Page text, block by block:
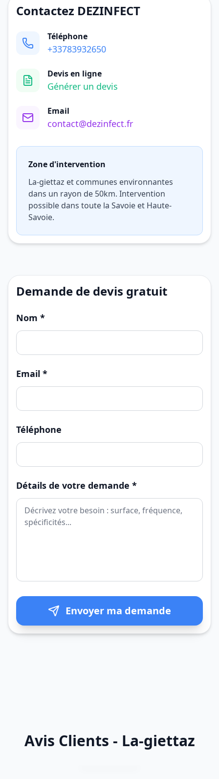
Contactez DEZINFECT
Téléphone
+33783932650
Devis en ligne
Générer un devis
Email
contact@dezinfect.fr
Zone d'intervention
La-giettaz et communes environnantes
dans un rayon de 50km. Intervention
possible dans toute la Savoie et Haute-
Savoie.
Demande de devis gratuit
Nom *
Email *
Téléphone
Détails de votre demande *
Envoyer ma demande
Avis Clients - La-giettaz